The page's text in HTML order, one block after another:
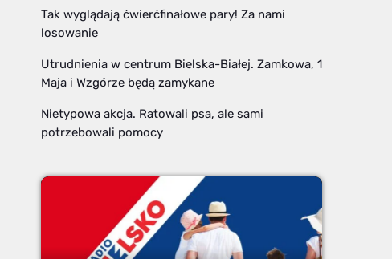
Tak wyglądają ćwierćfinałowe pary! Za nami
losowanie
Utrudnienia w centrum Bielska-Białej. Zamkowa, 1
Maja i Wzgórze będą zamykane
Nietypowa akcja. Ratowali psa, ale sami
potrzebowali pomocy